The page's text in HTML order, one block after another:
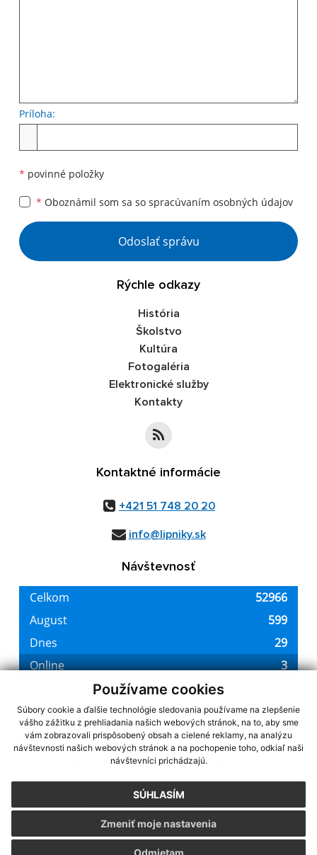
Používame cookies
Súbory cookie a ďalšie technológie sledovania používame na zlepšenie
vášho zážitku z prehliadania našich webových stránok, na to, aby sme
vám zobrazovali prispôsobený obsah a cielené reklamy, na analýzu
návštevnosti našich webových stránok a na pochopenie toho, odkiaľ naši
návštevníci prichádzajú.
SÚHLASÍM
Zmeniť moje nastavenia
Príloha:
* povinné položky
* Oboznámil som sa so spracúvaním osobných údajov
Google reCaptcha Response
Odoslať správu
Rýchle odkazy
História
Školstvo
Kultúra
Fotogaléria
Elektronické služby
Kontakty
Kontaktné informácie
+421 51 748 20 20
info@lipniky.sk
Návštevnosť
využite možnosť získavania aktuálnych informácií s využitím RSS
CMS systém (redakčný) systém ECHELON 2,Mapa stránok,web portál
webex.digital, s.r.o.,domény,registrácia domény
Posledná aktualizácia:22.07.2026
Vytlačiť stránku|Vyhlásenie o prístupnosti